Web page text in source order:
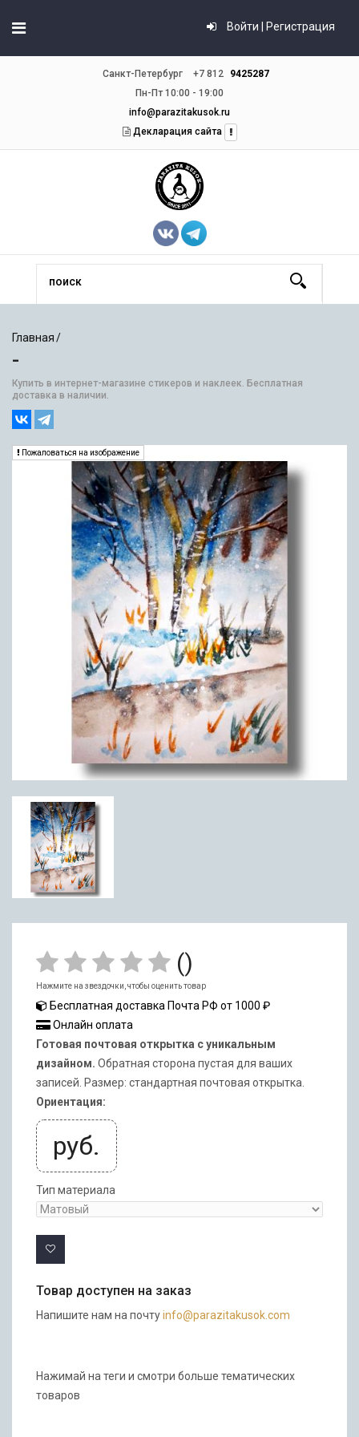
Войти | Регистрация
Санкт-Петербург +7 812
9425287
Пн-Пт 10:00 - 19:00
info@parazitakusok.ru
Декларация сайта
Главная
-
Купить в интернет-магазине стикеров и наклеек. Бесплатная
доставка в наличии.
Пожаловаться на изображение
()
Нажмите на звездочки, чтобы оценить товар
Бесплатная доставка Почта РФ от 1000 ₽
Онлайн оплата
Готовая почтовая открытка с уникальным
дизайном. Обратная сторона пустая для ваших
записей. Размер: стандартная почтовая открытка.
Ориентация:
руб.
Тип материала
Товар доступен на заказ
Напишите нам на почтуinfo@parazitakusok.com
Нажимай на теги и смотри больше тематических
товаров